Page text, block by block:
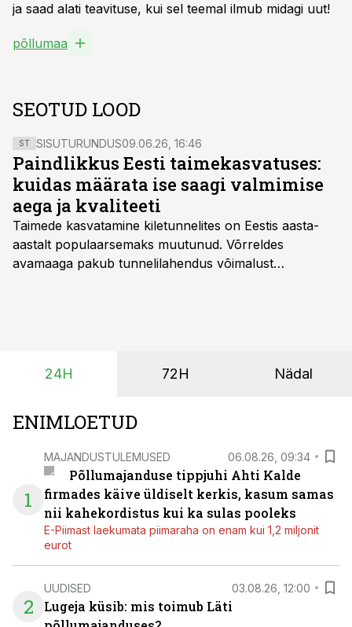
ja saad alati teavituse, kui sel teemal ilmub midagi uut!
põllumaa
SEOTUD LOOD
ST SISUTURUNDUS09.06.26, 16:46
Paindlikkus Eesti taimekasvatuses:
kuidas määrata ise saagi valmimise
aega ja kvaliteeti
Taimede kasvatamine kiletunnelites on Eestis aasta-
aastalt populaarsemaks muutunud. Võrreldes
avamaaga pakub tunnelilahendus võimalust
24H 72H Nädal
ENIMLOETUD
1
MAJANDUSTULEMUSED 06.08.26, 09:34
Põllumajanduse tippjuhi Ahti Kalde
firmades käive üldiselt kerkis, kasum samas
nii kahekordistus kui ka sulas pooleks
E-Piimast laekumata piimaraha on enam kui 1,2 miljonit
eurot
2
UUDISED 03.08.26, 12:00
Lugeja küsib: mis toimub Läti